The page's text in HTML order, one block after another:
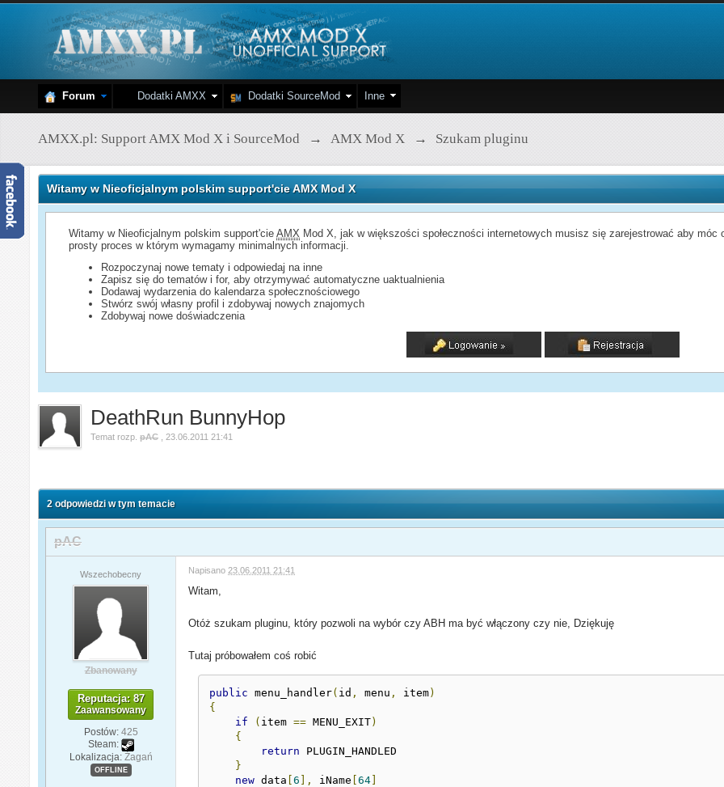
Forum Dodatki AMXX Dodatki SourceMod Inne
AMXX.pl: Support AMX Mod X i SourceMod → AMX Mod X → Szukam pluginu
Witamy w Nieoficjalnym polskim support'cie AMX Mod X
Witamy w Nieoficjalnym polskim support'cieAMX Mod X, jak w większości społeczności internetowych musisz się zarejestrować aby
prosty proces w którym wymagamy minimalnych informacji.
Rozpoczynaj nowe tematy i odpowiedaj na inne
Zapisz się do tematów i for, aby otrzymywać automatyczne uaktualnienia
Dodawaj wydarzenia do kalendarza społecznościowego
Stwórz swój własny profil i zdobywaj nowych znajomych
Zdobywaj nowe doświadczenia
DeathRun BunnyHop
Temat rozp.pAC 23.06.2011 21:41
2 odpowiedzi w tym temacie
pAC
Wszechobecny
Zbanowany
Reputacja: 87
Zaawansowany
Postów: 425
Steam:
Lokalizacja: Żagań
OFFLINE
Napisano 23.06.2011 21:41
Witam,
Otóż szukam pluginu, który pozwoli na wybór czy ABH ma być włączony czy nie, Dziękuję
Tutaj próbowałem coś robić
public menu_handler( id , menu , item)
{
if
( item == MENU_EXIT)
{
return PLUGIN_HANDLED
}
new data [6 ], iName [64]